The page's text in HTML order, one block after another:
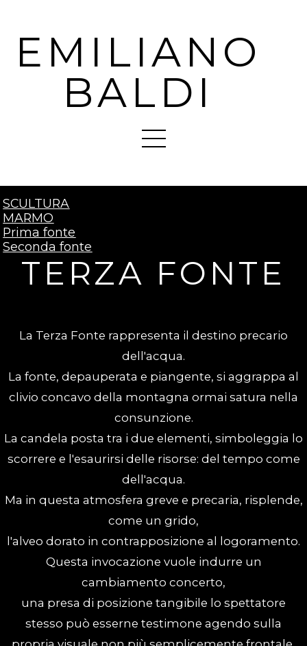
EMILIANO
BALDI
SCULTURA
MARMO
Prima fonte
Seconda fonte
TERZA FONTE
La Terza Fonte rappresenta il destino precario
dell'acqua.
La fonte, depauperata e piangente, si aggrappa al
clivio concavo della montagna ormai satura nella
consunzione.
La candela posta tra i due elementi, simboleggia lo
scorrere e l'esaurirsi delle risorse: del tempo come
dell'acqua.
Ma in questa atmosfera greve e precaria, risplende,
come un grido,
l'alveo dorato in contrapposizione al logoramento.
Questa invocazione vuole indurre un
cambiamento concerto,
una presa di posizione tangibile lo spettatore
stesso può esserne testimone agendo sulla